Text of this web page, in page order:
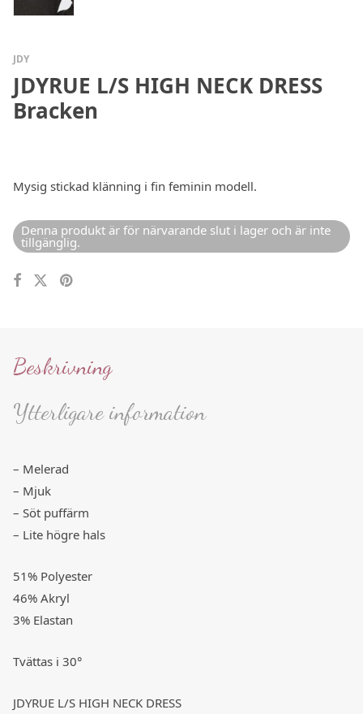
JDY
JDYRUE L/S HIGH NECK DRESS
Bracken
Mysig stickad klänning i fin feminin modell.
Denna produkt är för närvarande slut i lager och är inte
tillgänglig.
Beskrivning
Ytterligare information
– Melerad
– Mjuk
– Söt puffärm
– Lite högre hals
51% Polyester
46% Akryl
3% Elastan
Tvättas i 30°
JDYRUE L/S HIGH NECK DRESS